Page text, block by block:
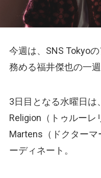
今週は、SNS Tokyo
務める福井傑也の一週
3日目となる水曜日は
Religion（トゥルーレ
Martens（ドクター
ーディネート。